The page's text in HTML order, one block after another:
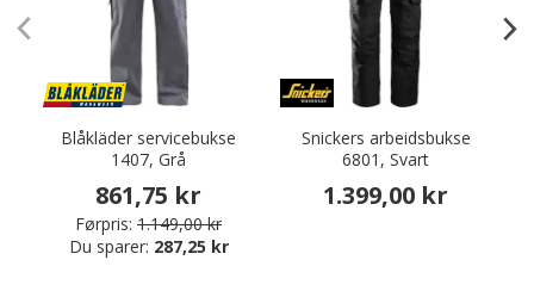
Blåkläder servicebukse
1407, Grå
861,75 kr
Førpris: 1.149,00 kr
Du sparer: 287,25 kr
Snickers arbeidsbukse
6801, Svart
1.399,00 kr